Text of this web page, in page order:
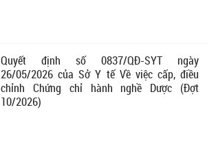
Quyết định số 0837/QĐ-SYT ngày
26/05/2026 của Sở Y tế Về việc cấp, điều
chỉnh Chứng chỉ hành nghề Dược (Đợt
10/2026)